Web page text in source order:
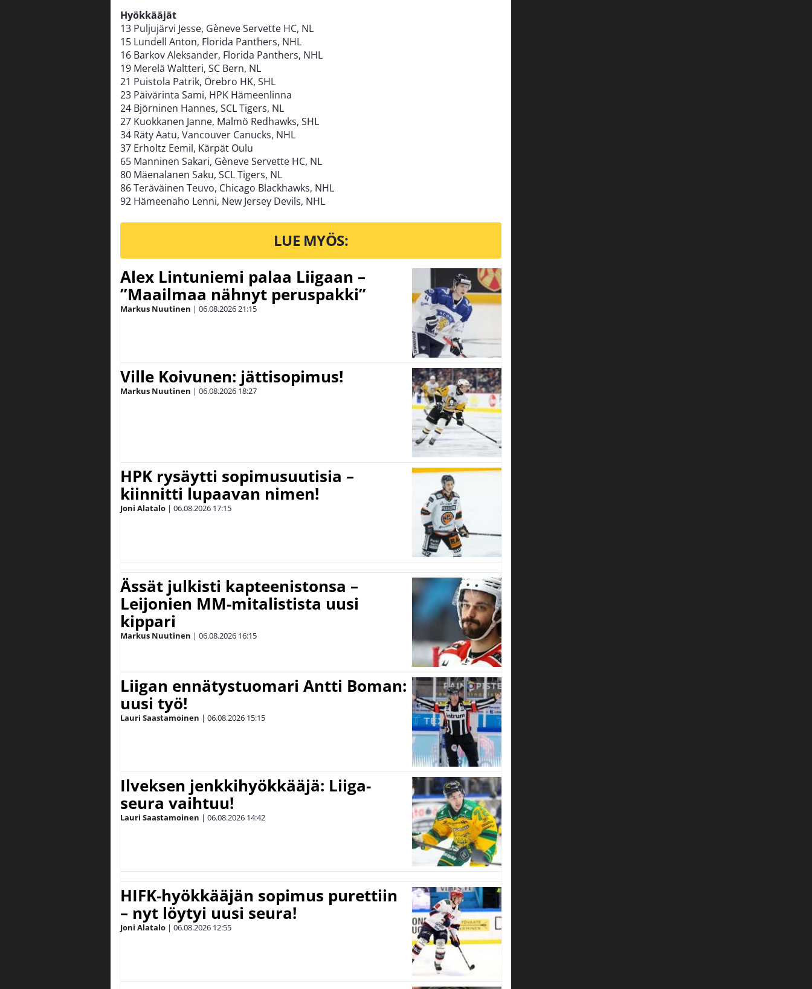
Hyökkääjät
13 Puljujärvi Jesse, Gèneve Servette HC, NL
15 Lundell Anton, Florida Panthers, NHL
16 Barkov Aleksander, Florida Panthers, NHL
19 Merelä Waltteri, SC Bern, NL
21 Puistola Patrik, Örebro HK, SHL
23 Päivärinta Sami, HPK Hämeenlinna
24 Björninen Hannes, SCL Tigers, NL
27 Kuokkanen Janne, Malmö Redhawks, SHL
34 Räty Aatu, Vancouver Canucks, NHL
37 Erholtz Eemil, Kärpät Oulu
65 Manninen Sakari, Gèneve Servette HC, NL
80 Mäenalanen Saku, SCL Tigers, NL
86 Teräväinen Teuvo, Chicago Blackhawks, NHL
92 Hämeenaho Lenni, New Jersey Devils, NHL
LUE MYÖS:
Alex Lintuniemi palaa Liigaan –
”Maailmaa nähnyt peruspakki”
Markus Nuutinen | 06.08.202621:15
Ville Koivunen: jättisopimus!
Markus Nuutinen | 06.08.2026 18:27
HPK rysäytti sopimusuutisia –
kiinnitti lupaavan nimen!
Joni Alatalo | 06.08.2026 17:15
Ässät julkisti kapteenistonsa –
Leijonien MM-mitalistista uusi
kippari
Markus Nuutinen | 06.08.2026 16:15
Liigan ennätystuomari Antti Boman:
uusi työ!
Lauri Saastamoinen | 06.08.2026 15:15
Ilveksen jenkkihyökkääjä: Liiga-
seura vaihtuu!
Lauri Saastamoinen | 06.08.2026 14:42
HIFK-hyökkääjän sopimus purettiin
– nyt löytyi uusi seura!
Joni Alatalo | 06.08.2026 12:55